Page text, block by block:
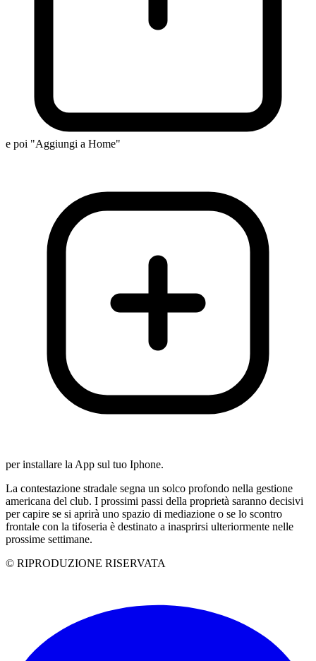
e poi "Aggiungi a Home"
per installare la App sul tuo Iphone.
La contestazione stradale segna un solco profondo nella gestione
americana del club. I prossimi passi della proprietà saranno decisivi
per capire se si aprirà uno spazio di mediazione o se lo scontro
frontale con la tifoseria è destinato a inasprirsi ulteriormente nelle
prossime settimane.
© RIPRODUZIONE RISERVATA